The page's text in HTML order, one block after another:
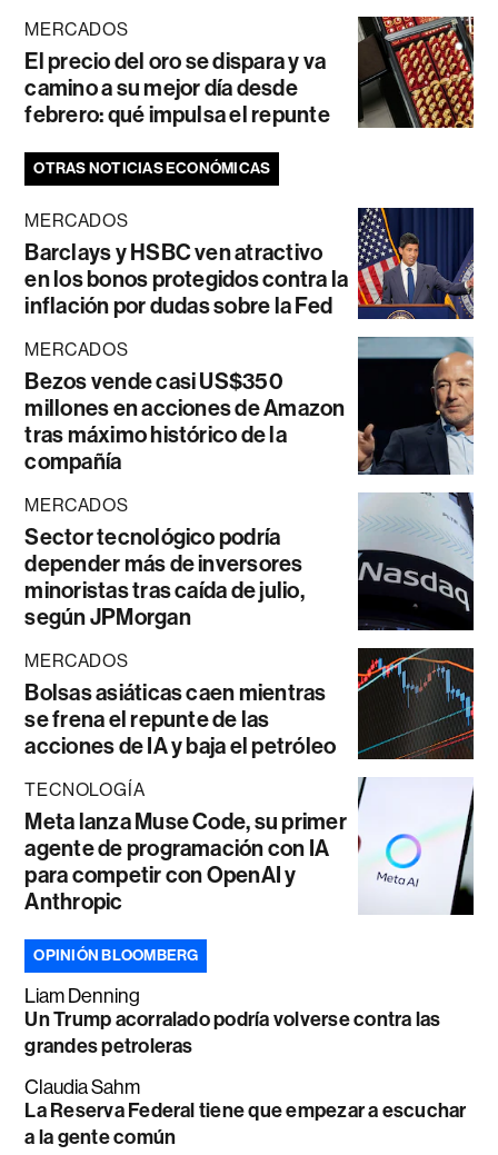
MERCADOS
El precio del oro se dispara y va
camino a su mejor día desde
febrero: qué impulsa el repunte
OTRAS NOTICIAS ECONÓMICAS
MERCADOS
Barclays y HSBC ven atractivo
en los bonos protegidos contra la
inflación por dudas sobre la Fed
MERCADOS
Bezos vende casi US$350
millones en acciones de Amazon
tras máximo histórico de la
compañía
MERCADOS
Sector tecnológico podría
depender más de inversores
minoristas tras caída de julio,
según JPMorgan
MERCADOS
Bolsas asiáticas caen mientras
se frena el repunte de las
acciones de IA y baja el petróleo
TECNOLOGÍA
Meta lanza Muse Code, su primer
agente de programación con IA
para competir con OpenAI y
Anthropic
OPINIÓN BLOOMBERG
Liam Denning
Un Trump acorralado podría volverse contra las
grandes petroleras
Claudia Sahm
La Reserva Federal tiene que empezar a escuchar
a la gente común